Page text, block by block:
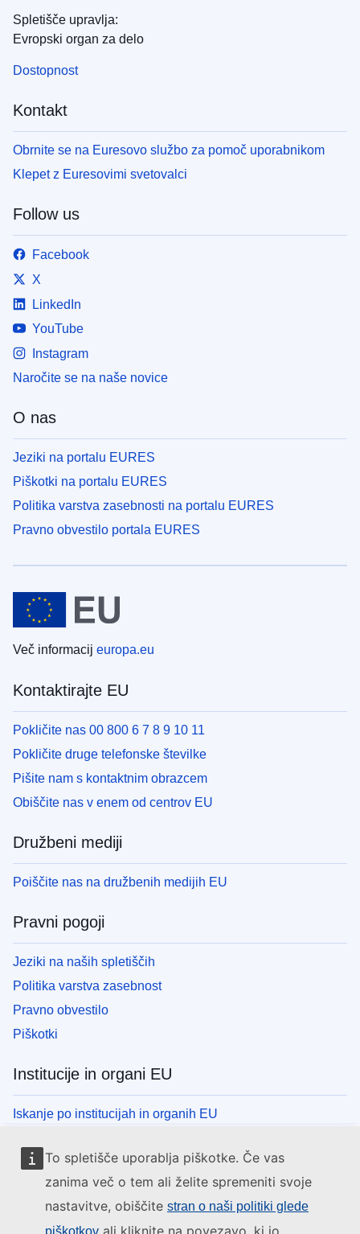
To spletišče uporablja piškotke. Če vas
zanima več o tem ali želite spremeniti svoje
nastavitve, obiščite stran o naši politiki glede
piškotkov ali kliknite na povezavo, ki jo
Spletišče upravlja:
Evropski organ za delo
Dostopnost
Kontakt
Obrnite se na Euresovo službo za pomoč uporabnikom
Klepet z Euresovimi svetovalci
Follow us
Facebook
X
LinkedIn
YouTube
Instagram
Naročite se na naše novice
O nas
Jeziki na portalu EURES
Piškotki na portalu EURES
Politika varstva zasebnosti na portalu EURES
Pravno obvestilo portala EURES
Več informacij europa.eu
Kontaktirajte EU
Pokličite nas 00 800 6 7 8 9 10 11
Pokličite druge telefonske številke
Pišite nam s kontaktnim obrazcem
Obiščite nas v enem od centrov EU
Družbeni mediji
Poiščite nas na družbenih medijih EU
Pravni pogoji
Jeziki na naših spletiščih
Politika varstva zasebnost
Pravno obvestilo
Piškotki
Institucije in organi EU
Iskanje po institucijah in organih EU